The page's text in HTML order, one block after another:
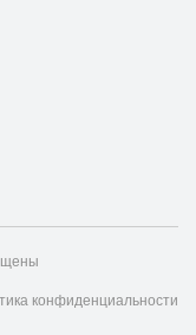
конфиденциальности